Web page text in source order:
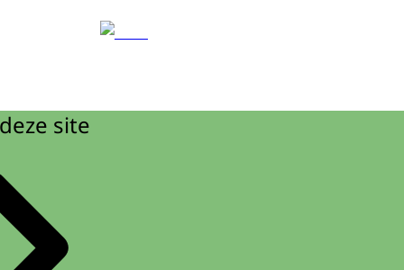
site